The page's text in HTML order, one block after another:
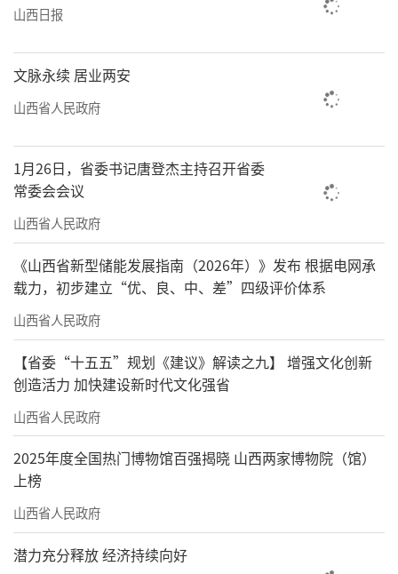
山西日报
文脉永续 居业两安
山西省人民政府
1月26日，省委书记唐登杰主持召开省委
常委会会议
山西省人民政府
《山西省新型储能发展指南（2026年）》发布 根据电网承
载力，初步建立“优、良、中、差”四级评价体系
山西省人民政府
【省委“十五五”规划《建议》解读之九】 增强文化创新
创造活力 加快建设新时代文化强省
山西省人民政府
2025年度全国热门博物馆百强揭晓 山西两家博物院（馆）
上榜
山西省人民政府
潜力充分释放 经济持续向好